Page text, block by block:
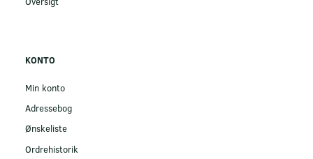
KONTO
Min konto
Adressebog
Ønskeliste
Ordrehistorik